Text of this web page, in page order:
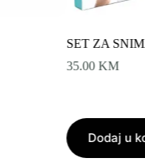
SET ZA
35.00KM
Dodaj u